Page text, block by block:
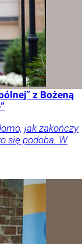
z Bożeną
jak zakończy
się podoba. W